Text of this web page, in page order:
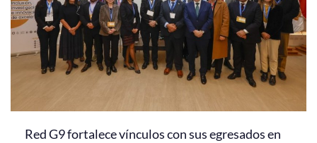
Red G9 fortalece vínculos con sus egresados en